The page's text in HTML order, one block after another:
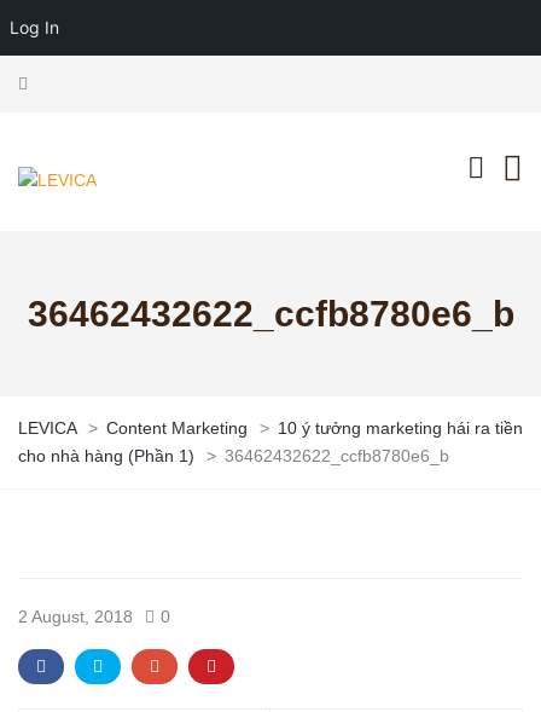
36462432622_ccfb8780e6_b
LEVICA > Content Marketing > 10 ý tưởng marketing hái ra tiền
cho nhà hàng (Phần 1)
> 36462432622_ccfb8780e6_b
2 August, 2018 0
Log In